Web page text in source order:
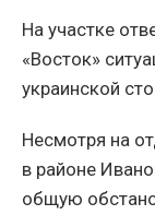
На участке
«Восток»
украинской
Несмотря на
в районе
общую